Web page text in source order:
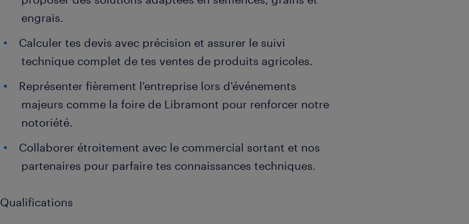
engrais.
Calculer tes devis avec précision et assurer le suivi
technique complet de tes ventes de produits agricoles.
Représenter fièrement l'entreprise lors d'événements
majeurs comme la foire de Libramont pour renforcer notre
notoriété.
Collaborer étroitement avec le commercial sortant et nos
partenaires pour parfaire tes connaissances techniques.
Qualifications